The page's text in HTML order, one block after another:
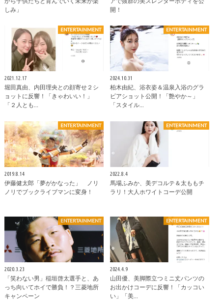
しみ」
開！
ENTERTAINMENT
2021.12.17
堀田真由、内田理央との顔寄せ２シ
ョットに反響！「きゃわいい！」
「２人とも…
ENTERTAINMENT
2024.10.31
柏木由紀、浴衣姿＆温泉入浴のグラ
ビアショット公開！「艶やか～」
「スタイル…
ENTERTAINMENT
2019.8.14
伊藤健太郎「夢がかなった」 ノリ
ノリでブックライブマンに変身！
ENTERTAINMENT
2022.8.4
馬場ふみか、美デコルテ＆太ももチ
ラリ！大人ホワイトコーデ公開
ENTERTAINMENT
2020.3.23
「笑わない男」稲垣啓太選手と、あ
っち向いてホイで勝負！？三菱地所
キャンペーン
ENTERTAINMENT
2024.4.9
山田優、美脚際立つミニ丈パンツの
お出かけコーデに反響！「カッコい
い」「美…